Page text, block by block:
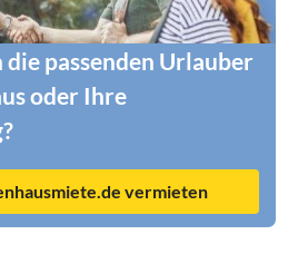
die passenden Urlauber
oder Ihre
vermieten